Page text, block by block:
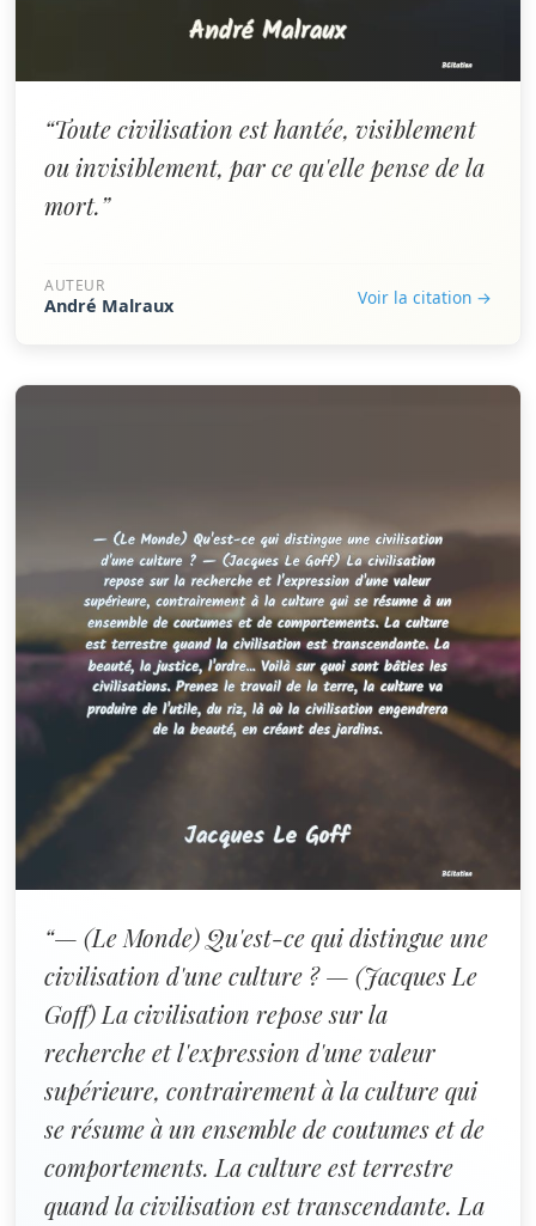
“Toute civilisation est hantée, visiblement
ou invisiblement, par ce qu'elle pense de la
mort.”
AUTEUR
André Malraux Voir la citation →
“— (Le Monde) Qu'est-ce qui distingue une
civilisation d'une culture ? — (Jacques Le
Goff) La civilisation repose sur la
recherche et l'expression d'une valeur
supérieure, contrairement à la culture qui
se résume à un ensemble de coutumes et de
comportements. La culture est terrestre
quand la civilisation est transcendante. La